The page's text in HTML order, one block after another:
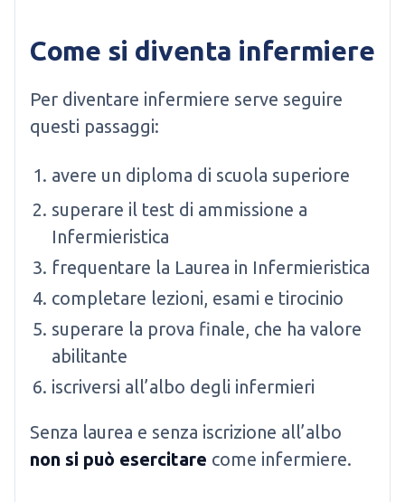
Come si diventa infermiere
Per diventare infermiere serve seguire
questi passaggi:
avere un diploma di scuola superiore
superare il test di ammissione a
Infermieristica
frequentare la Laurea in Infermieristica
completare lezioni, esami e tirocinio
superare la prova finale, che ha valore
abilitante
iscriversi all’albo degli infermieri
Senza laurea e senza iscrizione all’albo
non si può esercitare come infermiere.